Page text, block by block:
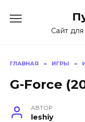
Сайт
ГЛАВНАЯ » ИГРЫ »
G-Force
АВТОР
leshiy